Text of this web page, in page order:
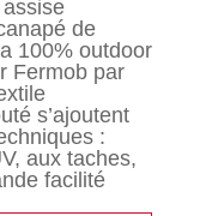
de
100% outdoor
Fermob par
s’ajoutent
:
aux taches,
facilité